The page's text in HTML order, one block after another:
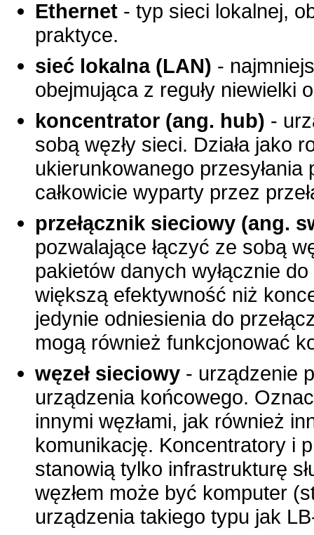
Ethernet - typ sieci lokalnej,
praktyce.
sieć lokalna (LAN) -
obejmująca z reguły niewielki
koncentrator (ang. hub) -
sobą węzły sieci. Działa jako
ukierunkowanego
całkowicie wyparty przez
przełącznik sieciowy (ang.
pozwalające łączyć ze sobą
pakietów danych wyłącznie
większą efektywność niż
jedynie odniesienia do
mogą również funkcjonować
węzeł sieciowy - urządzenie
urządzenia końcowego.
innymi węzłami, jak również
komunikację. Koncentratory i
stanowią tylko infrastrukturę
węzłem może być komputer
urządzenia takiego typu jak